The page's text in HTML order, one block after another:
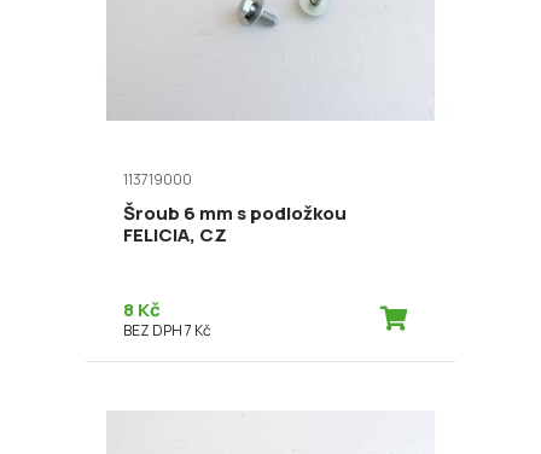
113719000
Šroub 6 mm s podložkou
FELICIA, CZ
8 Kč
BEZ DPH 7 Kč